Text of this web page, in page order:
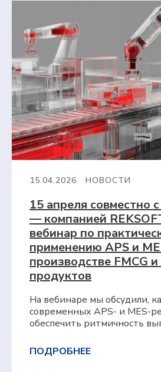
15.04.2026 НОВОСТИ
15 апреля совместно
— компанией
вебинар по
применению APS и
производстве FMCG
продуктов
На вебинаре мы обсудили,
современных APS- и MES-
обеспечить ритмичность
ПОДРОБНЕЕ